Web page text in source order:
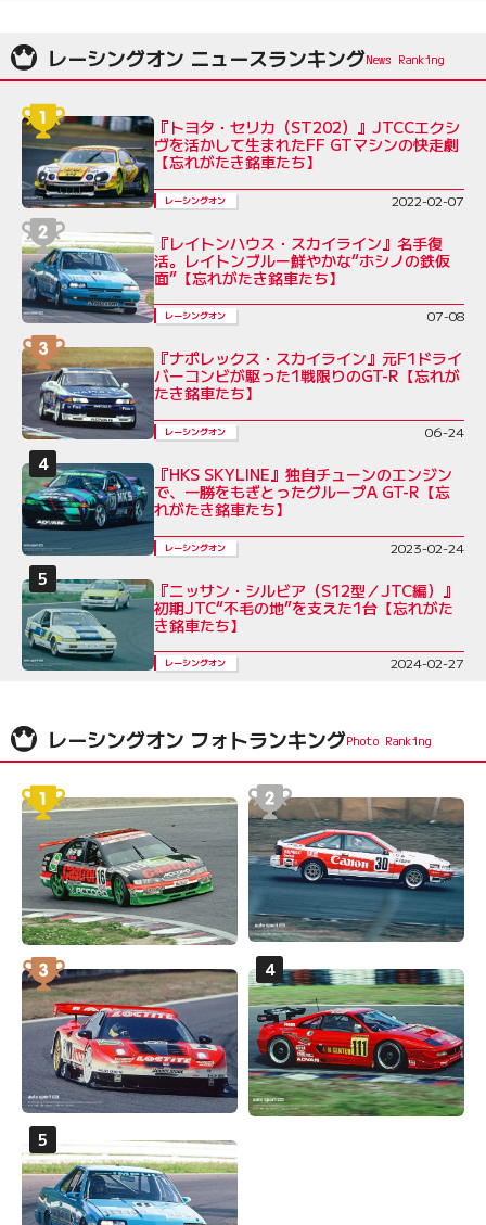
レーシングオン ニュースランキング
『トヨタ・セリカ（ST202）』JTCCエクシ
ヴを活かして生まれたFF GTマシンの快走劇
【忘れがたき銘車たち】
レーシングオン 2022-02-07
『レイトンハウス・スカイライン』名手復
活。レイトンブルー鮮やかな“ホシノの鉄仮
面”【忘れがたき銘車たち】
レーシングオン 07-08
『ナポレックス・スカイライン』元F1ドライ
バーコンビが駆った1戦限りのGT-R【忘れが
たき銘車たち】
レーシングオン 06-24
『HKS SKYLINE』独自チューンのエンジン
で、一勝をもぎとったグループA GT-R【忘
れがたき銘車たち】
レーシングオン 2023-02-24
『ニッサン・シルビア（S12型／JTC編）』
初期JTC“不毛の地”を支えた1台【忘れがた
き銘車たち】
レーシングオン 2024-02-27
レーシングオン フォトランキング